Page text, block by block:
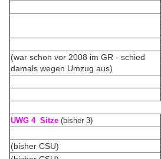
(war schon vor 2008 im GR - schied
damals wegen Umzug aus)
UWG 4 Sitze (bisher 3)
(bisher CSU)